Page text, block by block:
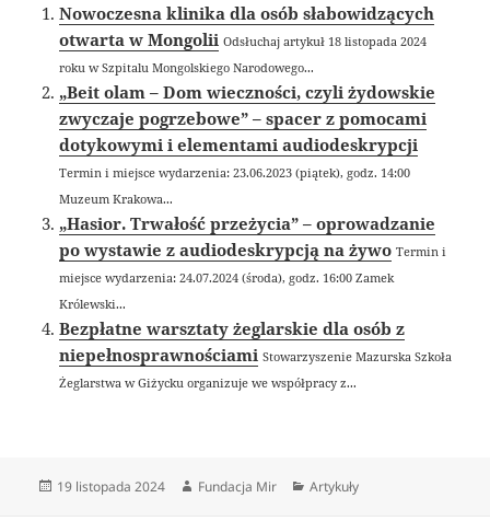
Nowoczesna klinika dla osób słabowidzących
otwarta w Mongolii Odsłuchaj artykuł 18 listopada 2024
roku w Szpitalu Mongolskiego Narodowego...
„Beit olam – Dom wieczności, czyli żydowskie
zwyczaje pogrzebowe” – spacer z pomocami
dotykowymi i elementami audiodeskrypcji
Termin i miejsce wydarzenia: 23.06.2023 (piątek), godz. 14:00
Muzeum Krakowa...
„Hasior. Trwałość przeżycia” – oprowadzanie
po wystawie z audiodeskrypcją na żywo Termin i
miejsce wydarzenia: 24.07.2024 (środa), godz. 16:00 Zamek
Królewski...
Bezpłatne warsztaty żeglarskie dla osób z
niepełnosprawnościami Stowarzyszenie Mazurska Szkoła
Żeglarstwa w Giżycku organizuje we współpracy z...
Data
19 listopada 2024 Autor
Fundacja Mir Kategorie
Artykuły